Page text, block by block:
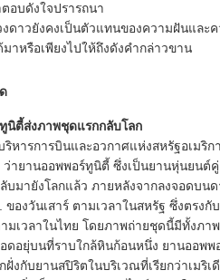
อบดังใจปรารถนา
งดาวยังคงเป็นตัวแทนของความฝันแล
มาหรือเพียงไปให้ถึงดังคำกล่าวขาน
นิตี้ส่งภาพชุดแรกกลับโลก
ริหารการบินและอวกาศแห่งสหรัฐอเมริ
ว่ายานออพพอร์ทูนิตี้ ซึ่งเป็นยานหุ่นยนต์
บมายังโลกแล้ว ภายหลังจากลงจอดบนด
ของวันเสาร์ ตามเวลาในสหรัฐ ซึ่งตรง
มเวลาในไทย โดยภาพถ่ายชุดนี้มีทั้งภ
ดอยุ่บนที่ราบใกล้หินก้อนหนึ่ง ยานออพ
ฝั่งกับยานสปิริตในบริเวณที่เรียกว่าเมริ